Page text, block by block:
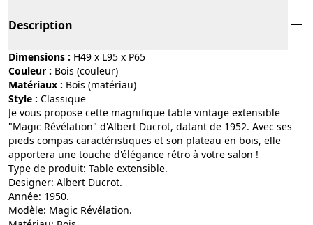
Description
Dimensions : H49 x L95 x P65
Couleur :
bois (couleur)
Matériaux :
bois (matériau)
Style :
classique
Je vous propose cette magnifique table vintage extensible
"Magic Révélation" d'Albert Ducrot, datant de 1952. Avec ses
pieds compas caractéristiques et son plateau en bois, elle
apportera une touche d'élégance rétro à votre salon !
Type de produit: Table extensible.
Designer: Albert Ducrot.
Année: 1950.
Modèle: Magic Révélation.